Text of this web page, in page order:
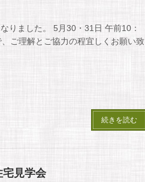
りました。 5月30・31日 午前10：
ご理解とご協力の程宜しくお願い致
続きを読む
宅見学会